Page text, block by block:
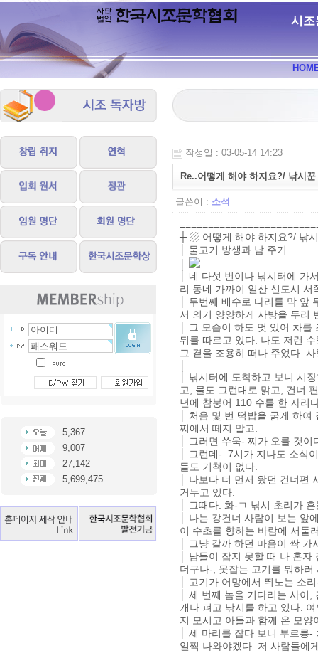
시조
5,367
9,007
27,142
5,699,475
작성일 : 03-05-14 14:23
Re..어떻게 해야 하지요?/ 낚시꾼
글쓴이 : 소석
┼ ▨ 어떻게 해야 하지요?/ 낚
│ 물고기 방생과 남 주기
│ 네 다섯 번이나 낚시터에 가
리 동네 가까이 일산 신도시
│ 두번째 배수로 다리를 막 앞
서 의기 양양하게 사방을 두리
│ 그 모습이 하도 멋 있어 차
뒤를 따르고 있다. 나도 저런
그 곁을 조용히 떠나 주었다.
│ 낚시터에 도착하고 보니 시
고, 물도 그런대로 맑고, 건너
년에 참붕어 110 수를 한 자리
│ 처음 몇 번 떡밥을 굵게 하
찌에서 떼지 말고.
│ 그러면 쑤욱- 찌가 오를 것
│ 그런데-. 7시가 지나도 소식
들도 기척이 없다.
│ 나보다 더 먼저 왔던 건너편
거두고 있다.
│ 그때다. 화-ㄱ 낚시 초리가
│ 나는 강건너 사람이 보는 앞
이 수초를 향하는 바람에 서둘
│ 그냥 갈까 하던 마음이 싹
│ 남들이 잡지 못할 때 나 혼
더구나-, 못잡는 고기를 뭐하
│ 고기가 어망에서 뛰노는 소
│ 세 번째 놈을 기다리는 사이
개나 펴고 낚시를 하고 있다.
지 모시고 아들과 함께 온 모양
│ 세 마리를 잡다 보니 부르릉
일찍 나와야겠다. 저 사람들에